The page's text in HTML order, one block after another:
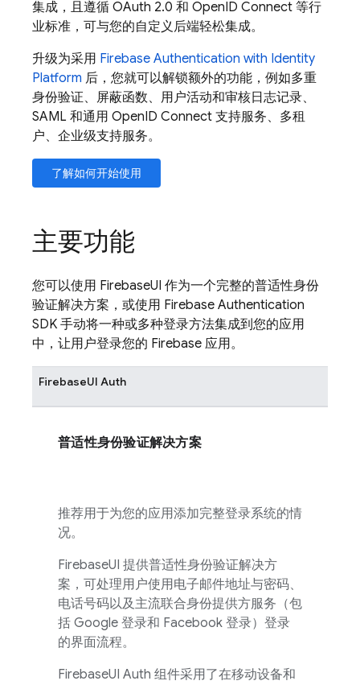
集成，且遵循 OAuth 2.0 和 OpenID Connect 等行
业标准，可与您的自定义后端轻松集成。
升级为采用 Firebase Authentication with Identity
Platform 后，您就可以解锁额外的功能，例如多重
身份验证、屏蔽函数、用户活动和审核日志记录、
SAML 和通用 OpenID Connect 支持服务、多租
户、企业级支持服务。
了解如何开始使用
主要功能
您可以使用 FirebaseUI 作为一个完整的普适性身份
验证解决方案，或使用 Firebase Authentication
SDK 手动将一种或多种登录方法集成到您的应用
中，让用户登录您的 Firebase 应用。
FirebaseUI Auth
普适性身份验证解决方案
推荐用于为您的应用添加完整登录系统的情
况。
FirebaseUI 提供普适性身份验证解决方
案，可处理用户使用电子邮件地址与密码、
电话号码以及主流联合身份提供方服务（包
括 Google 登录和 Facebook 登录）登录
的界面流程。
FirebaseUI Auth 组件采用了在移动设备和